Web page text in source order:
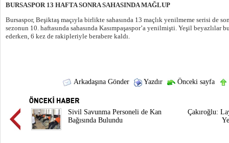
BURSASPOR 13 HAFTA SONRA SAHASINDA MAĞLUP
Bursaspor, Beşiktaş maçıyla birlikte sahasında 13 maçlık yenilmeme serisi de
sezonun 10. haftasında sahasında Kasımpaşaspor’a yenilmişti. Yeşil beyazlılar
ederken, 6 kez de rakipleriyle berabere kaldı.
Arkadaşına Gönder Yazdır Önceki sayfa
Sivil Savunma Personeli de Kan
Bağısında Bulundu
Çakıroğlu: